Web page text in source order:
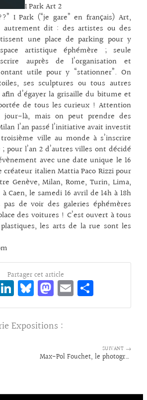
I Park Art 2
I Park (“je gare” en français) Art,
autrement dit : des artistes ou des
une place de parking pour y
artistique éphémère ; seule
auprès de l’organisation et
utile pour y “stationner”. On
ses sculptures ou tous autres
d’égayer la grisaille du bitume et
de tous les curieux ! Attention
jour-là, mais on peut prendre des
l’an passé l’initiative avait investit
ville au monde à s’inscrire
pour l’an 2 d’autres villes ont décidé
avec une date unique le 16
italien Mattia Paco Rizzi pour
Genève, Milan, Rome, Turin, Lima,
Caen, le samedi 16 avril de 14h à 18h
de voir des galeries éphémères
des voitures ! C’est ouvert à tous
les arts de la rue sont les
Partager cet article
Li
n
ke
dI
Bl
ue
sk
y
M
as
to
d
o
E
m rt
Expositions :
SUIVANT →
Max-Pol Fouchet, le photographe